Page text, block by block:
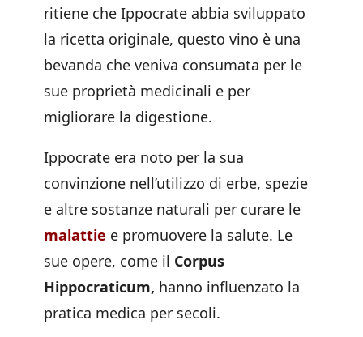
ritiene che Ippocrate abbia sviluppato
la ricetta originale, questo vino è una
bevanda che veniva consumata per le
sue proprietà medicinali e per
migliorare la digestione.
Ippocrate era noto per la sua
convinzione nell’utilizzo di erbe, spezie
e altre sostanze naturali per curare le
malattie e promuovere la salute. Le
sue opere, come il Corpus
Hippocraticum, hanno influenzato la
pratica medica per secoli.